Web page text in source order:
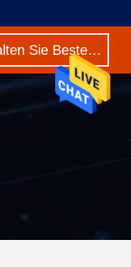
Erhalten Sie Besten Preis